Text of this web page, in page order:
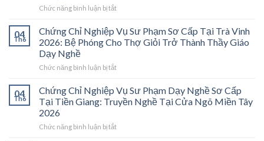
Chức năng bình luận bị tắtở
Chỉ
Nghiệp
Vụ
Phạm
Cấp
Tại
Vĩnh
2026:
04
Th6
Chứng Chỉ Nghiệp Vụ Sư Phạm Sơ Cấp Tại Trà Vinh
2026: Bệ Phóng Cho Thợ Giỏi Trở Thành Thầy Giáo
Dạy Nghề
Chức năng bình luận bị tắtở
Chỉ
Nghiệp
Vụ
Phạm
04
Th6
Chứng Chỉ Nghiệp Vụ Sư Phạm Dạy Nghề Sơ Cấp
Tại Tiền Giang: Truyền Nghề Tại Cửa Ngõ Miền Tây
2026
Chức năng bình luận bị tắtở